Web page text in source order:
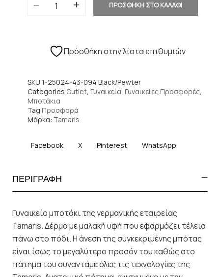
ΠΡΟΣΘΗΚΗ ΣΤΟ ΚΑΛΑΘΙ
Πρόσθήκη στην λίστα επιθυμιών
SKU 1-25024-43-094 Black/Pewter
Categories Outlet, Γυναικεία, Γυναικείες Προσφορές,
Μποτάκια
Tag Προσφορά
Μάρκα: Tamaris
Facebook X Pinterest WhatsApp
ΠΕΡΙΓΡΑΦΗ
Γυναικείο μποτάκι της γερμανικής εταιρείας
Tamaris. Δέρμα με μαλακή υφή που εφαρμόζει τέλεια
πάνω στο πόδι. Η άνεση της συγκεκριμένης μπότας
είναι ίσως το μεγαλύτερο προσόν του καθώς στο
πάτημα του συναντάμε όλες τις τεχνολογίες της